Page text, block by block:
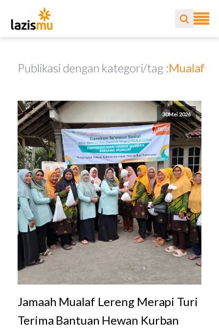
Publikasi dengan kategori/tag :Mualaf
30 Mei 2026
Jamaah Mualaf Lereng Merapi Turi
Terima Bantuan Hewan Kurban